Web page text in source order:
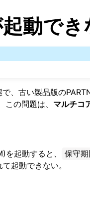
動でき
、古い製品版の
の問題は、 マルチコ
起動すると、
保守
起動できない。